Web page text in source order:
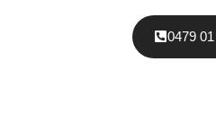
0479